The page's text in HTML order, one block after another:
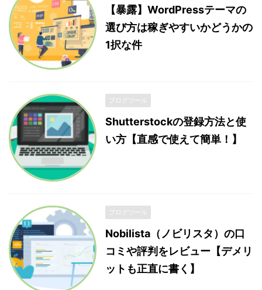
【暴露】WordPressテーマの
選び方は稼ぎやすいかどうかの
1択な件
ブログツール
Shutterstockの登録方法と使
い方【直感で使えて簡単！】
ブログツール
Nobilista（ノビリスタ）の口
コミや評判をレビュー【デメリ
ットも正直に書く】